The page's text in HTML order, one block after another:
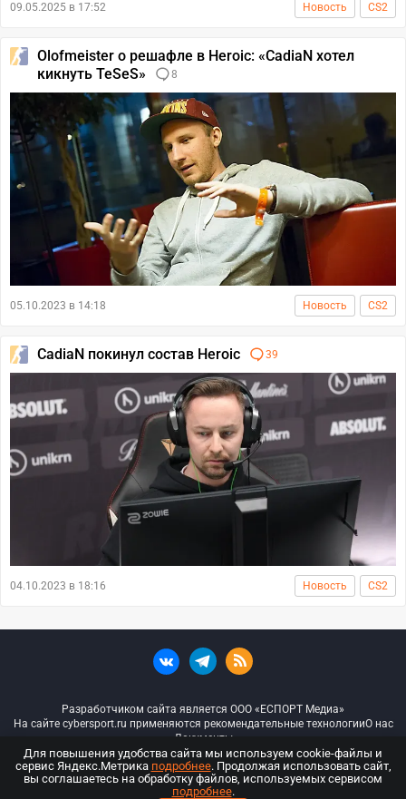
09.05.2025 в 17:52 Новость CS2
Olofmeister о решафле в Heroic: «CadiaN хотел
кикнуть TeSeS»
8
05.10.2023 в 14:18 Новость CS2
CadiaN покинул состав Heroic 39
04.10.2023 в 18:16 Новость CS2
Разработчиком сайта является ООО «ЕСПОРТ Медиа»
На сайте cybersport.ru применяются рекомендательные технологииО нас
Документы
© ООО «Киберспорт.ру» — Все права защищены
Для повышения удобства сайта мы используем cookie-файлы и
сервис Яндекс.Метрика подробнее. Продолжая использовать сайт,
вы соглашаетесь на обработку файлов, используемых сервисом
подробнее.